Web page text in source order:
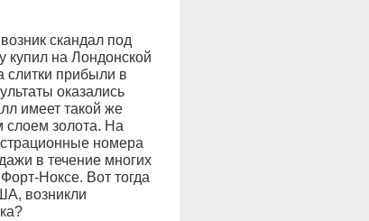
скандал под
купил на Лондонской
слитки прибыли в
оказались
имеет такой же
слоем золота. На
номера
в течение многих
Ноксе. Вот тогда
возникли